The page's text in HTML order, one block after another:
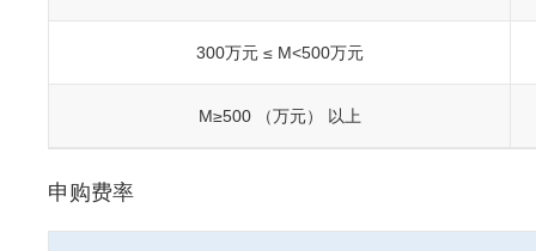
300万元 ≤ M<500万元
M≥500 （万元） 以上
申购费率